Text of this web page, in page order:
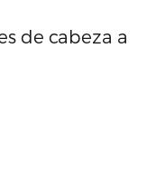
de cabeza a